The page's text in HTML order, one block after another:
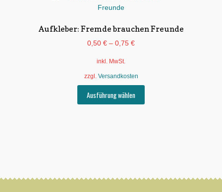
Aufkleber: Fremde brauchen Freunde
0,50 € – 0,75 €
inkl. MwSt.
zzgl. Versandkosten
Ausführung wählen
können